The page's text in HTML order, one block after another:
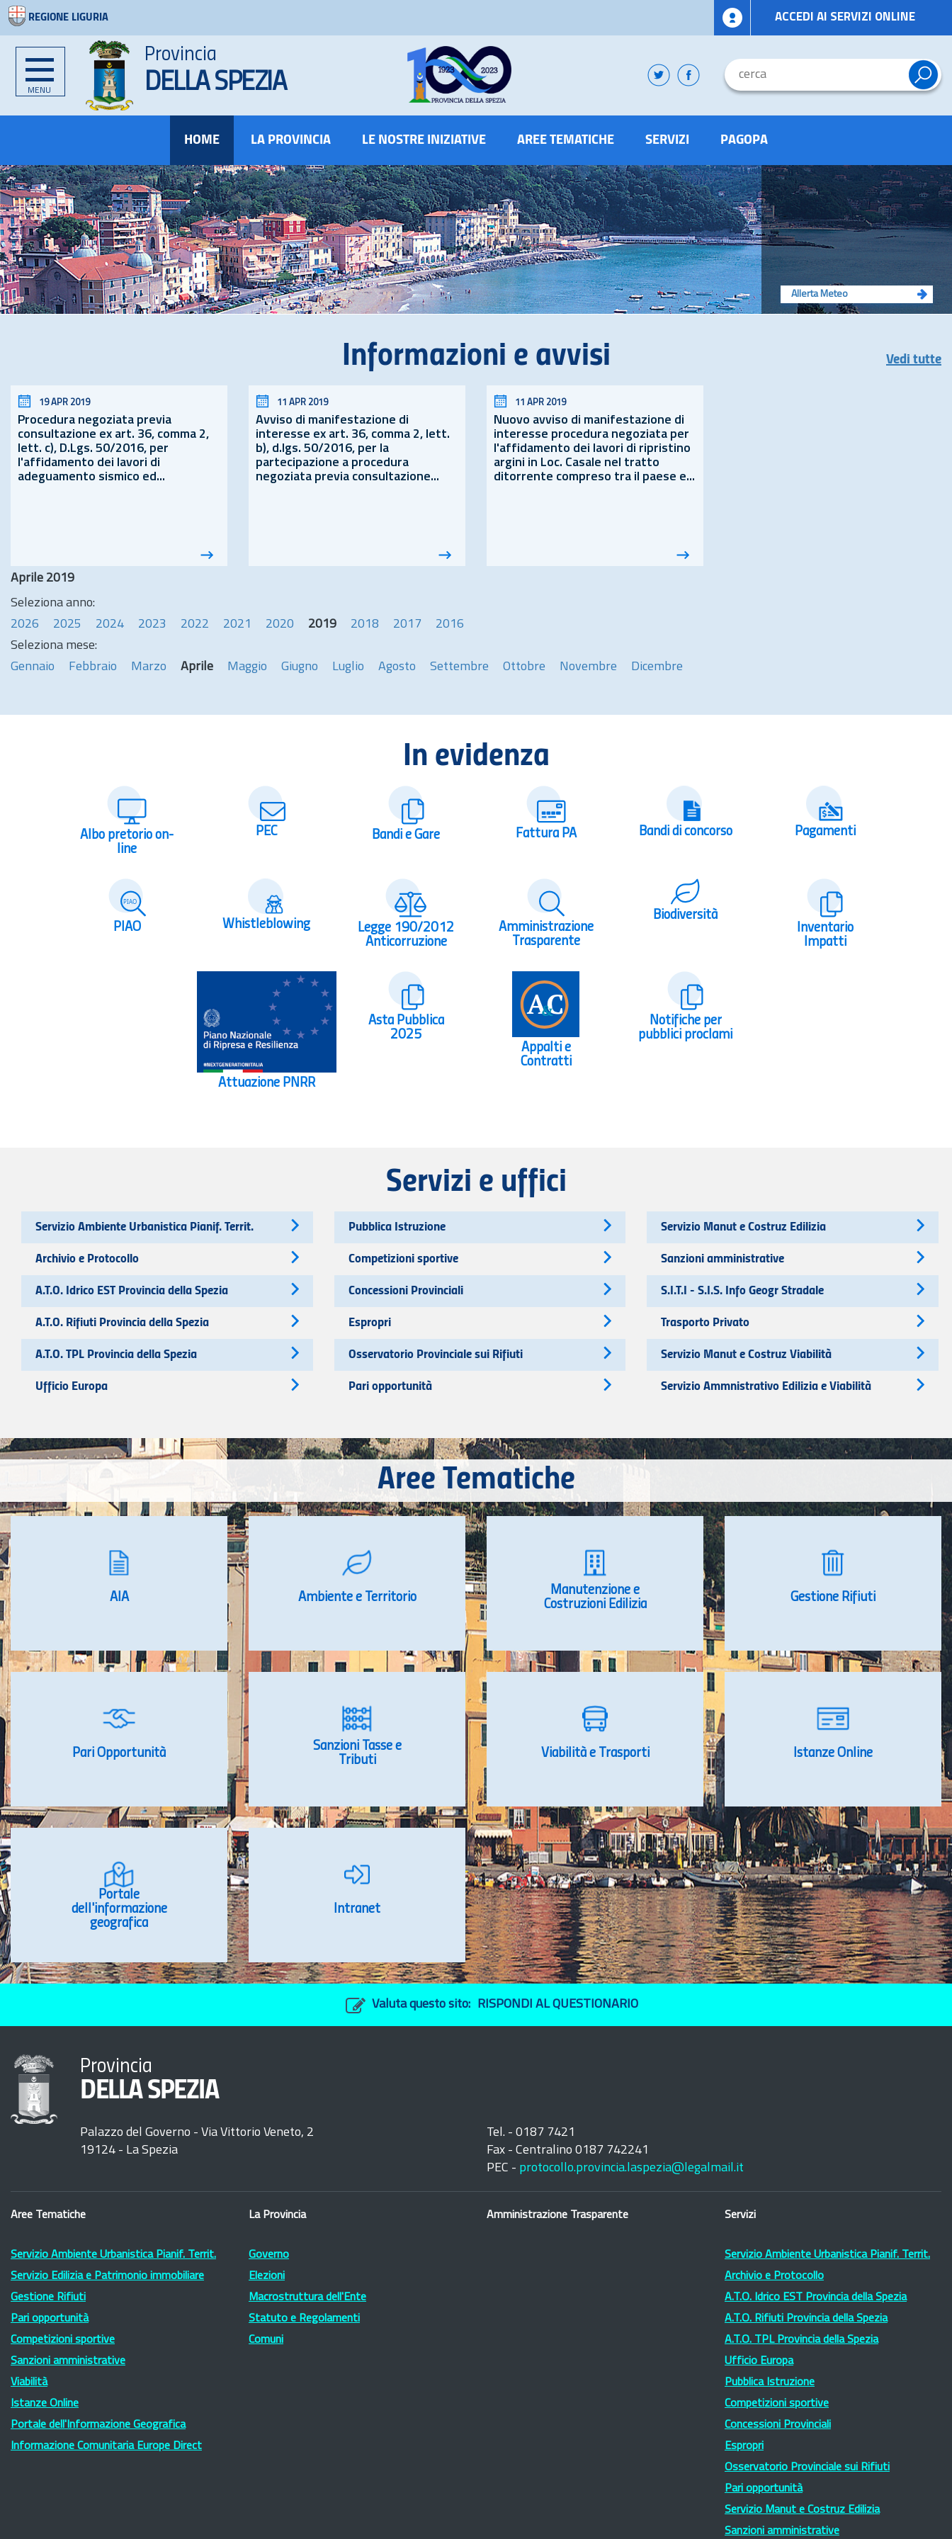
REGIONE LIGURIA ACCEDI AI SERVIZI ONLINE
MENU
Provincia
DELLA SPEZIA
HOME LA PROVINCIA LE NOSTRE INIZIATIVE AREE TEMATICHE SERVIZI PAGOPA
Allerta Meteo
Informazioni e avvisi Vedi tutte
19 APR 2019
Procedura negoziata previa
consultazione ex art. 36, comma 2,
lett. c), D.Lgs. 50/2016, per
l'affidamento dei lavori di
adeguamento sismico ed...
11 APR 2019
Avviso di manifestazione di
interesse ex art. 36, comma 2, lett.
b), d.lgs. 50/2016, per la
partecipazione a procedura
negoziata previa consultazione...
11 APR 2019
Nuovo avviso di manifestazione di
interesse procedura negoziata per
l'affidamento dei lavori di ripristino
argini in Loc. Casale nel tratto
ditorrente compreso tra il paese e...
Aprile 2019
Seleziona anno:
2026
2025 2024 2023 2022 2021 2020 2019 2018 2017
2016
Seleziona mese:
Gennaio
Febbraio Marzo Aprile Maggio Giugno Luglio Agosto Settembre Ottobre Novembre Dicembre
In evidenza
Albo pretorio on-
line
PEC Bandi e Gare Fattura PA Bandi di concorso Pagamenti
PIAO Whistleblowing
Legge 190/2012
Anticorruzione
Amministrazione
Trasparente
Biodiversità
Inventario
Impatti
Attuazione PNRR
Asta Pubblica
2025
Appalti e
Contratti
Notifiche per
pubblici proclami
Servizi e uffici
Servizio Ambiente Urbanistica Pianif. Territ.
Archivio e Protocollo
A.T.O. Idrico EST Provincia della Spezia
A.T.O. Rifiuti Provincia della Spezia
A.T.O. TPL Provincia della Spezia
Ufficio Europa
Pubblica Istruzione
Competizioni sportive
Concessioni Provinciali
Espropri
Osservatorio Provinciale sui Rifiuti
Pari opportunità
Servizio Manut e Costruz Edilizia
Sanzioni amministrative
S.I.T.I - S.I.S. Info Geogr Stradale
Trasporto Privato
Servizio Manut e Costruz Viabilità
Servizio Ammnistrativo Edilizia e Viabilità
Aree Tematiche
AIA Ambiente e Territorio
Manutenzione e
Costruzioni Edilizia
Gestione Rifiuti
Pari Opportunità
Sanzioni Tasse e
Tributi
Viabilità e Trasporti Istanze Online
Portale
dell'informazione
geografica
Intranet
Valuta questo sito: RISPONDI AL QUESTIONARIO
Provincia
DELLA SPEZIA
Palazzo del Governo - Via Vittorio Veneto, 2
19124 - La Spezia
Tel. - 0187 7421
Fax - Centralino 0187 742241
PEC - protocollo.provincia.laspezia@legalmail.it
Aree Tematiche
Servizio Ambiente Urbanistica Pianif. Territ.
Servizio Edilizia e Patrimonio immobiliare
Gestione Rifiuti
Pari opportunità
Competizioni sportive
Sanzioni amministrative
Viabilità
Istanze Online
Portale dell'Informazione Geografica
Informazione Comunitaria Europe Direct
La Provincia
Governo
Elezioni
Macrostruttura dell'Ente
Statuto e Regolamenti
Comuni
Amministrazione Trasparente Servizi
Servizio Ambiente Urbanistica Pianif. Territ.
Archivio e Protocollo
A.T.O. Idrico EST Provincia della Spezia
A.T.O. Rifiuti Provincia della Spezia
A.T.O. TPL Provincia della Spezia
Ufficio Europa
Pubblica Istruzione
Competizioni sportive
Concessioni Provinciali
Espropri
Osservatorio Provinciale sui Rifiuti
Pari opportunità
Servizio Manut e Costruz Edilizia
Sanzioni amministrative